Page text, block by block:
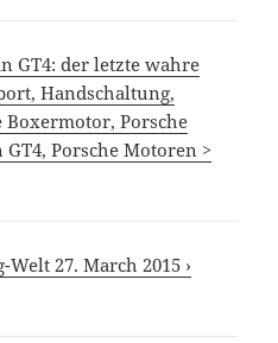
GT4: der letzte wahre
Handschaltung,
Boxermotor, Porsche
GT4, Porsche Motoren >
27. March 2015 ›